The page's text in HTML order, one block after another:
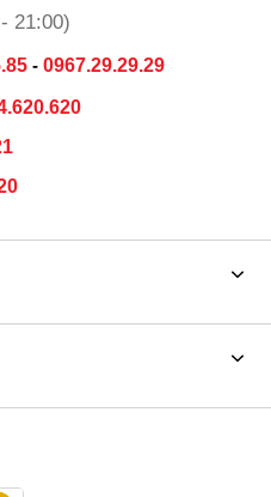
độ bền vượt trội
xuất, với độ dày chỉ 5.1 mm -
và nặng 695g, nhìn chung tổng
một số người dùng.
21:00)
- 0967.29.29.29